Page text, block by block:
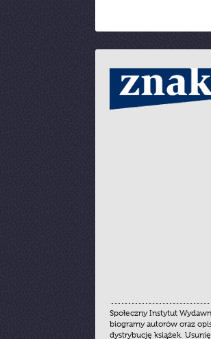
Społeczny Instytut
biogramy autorów oraz
dystrybucję książek.